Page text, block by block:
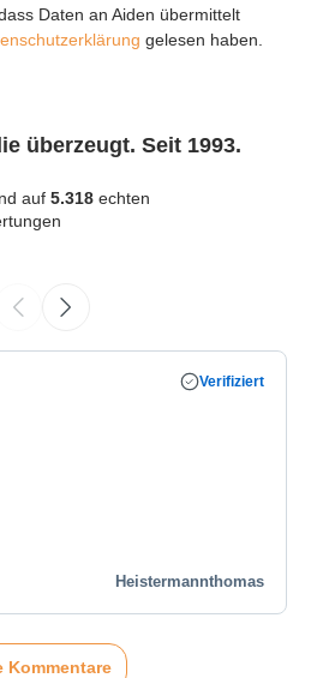
Daten an Aiden übermittelt
gelesen haben.
überzeugt. Seit 1993.
auf 5.318 echten
Verifiziert
Heistermannthomas
Kommentare